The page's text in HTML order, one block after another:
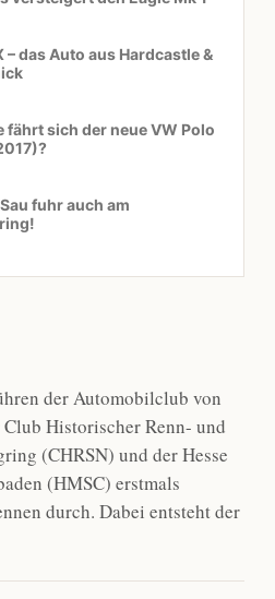
– das Auto aus Hardcastle &
fährt sich der neue VW Polo
fuhr auch am
der Automobilclub von
Historischer Renn- und
(CHRSN) und der Hesse
(HMSC) erstmals
durch. Dabei entsteht der